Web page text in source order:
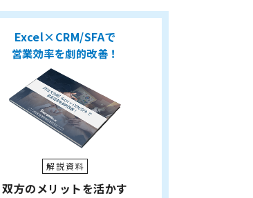
Excel×CRM/SFAで
営業効率を劇的改善！
解説資料
双方のメリットを活かす